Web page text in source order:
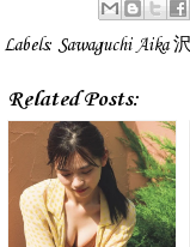
Labels: Sawaguchi Aika
Related Posts: